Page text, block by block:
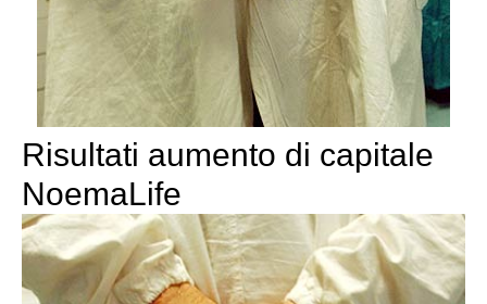
Risultati aumento di capitale
NoemaLife